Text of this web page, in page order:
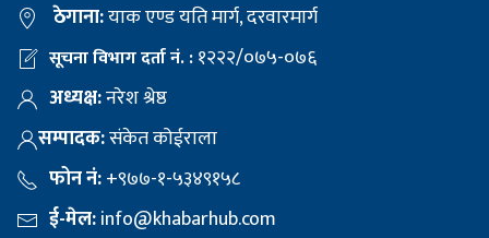
ठेगाना:याक एण्ड यति मार्ग, दरवारमार्ग
सूचना विभाग दर्ता नं. :१२२२/०७५-०७६
अध्यक्ष:नरेश श्रेष्ठ
सम्पादक:संकेत कोईराला
फोन नं:+९७७-१-५३४९१५८
ई-मेल:info@khabarhub.com